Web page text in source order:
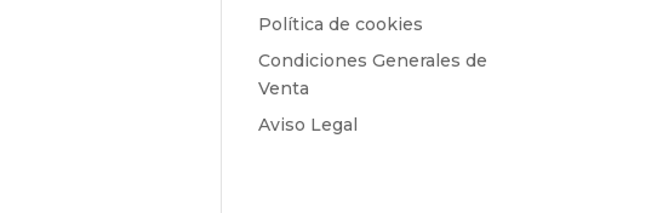
Política de cookies
Condiciones Generales de
Venta
Aviso Legal